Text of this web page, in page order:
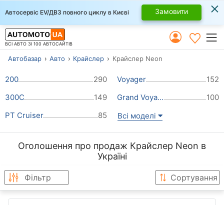
Автосервіс EV/ДВЗ повного циклу в Києві Замовити ×
ВСІ АВТО ЗІ 100 АВТОСАЙТІВ
Автобазар Авто Крайслер Крайслер Neon
200 290 Voyager
152
300C
149 Grand Voyager
100
PT Cruiser
85 Всі моделі
Оголошення про продаж Крайслер Neon в
Україні
Фільтр Сортування